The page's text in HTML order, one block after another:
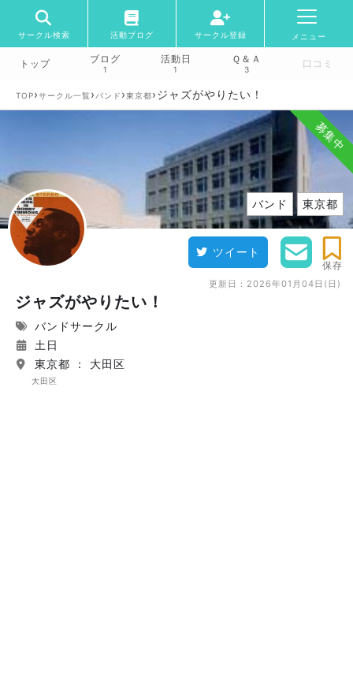
サークル検索 活動ブログ サークル登録 メニュー
トップ ブログ
1
活動日
1
Ｑ＆Ａ
3 口コミ
TOP›サークル一覧 › バンド ›東京都›ジャズがやりたい！
募集中
バンド 東京都
ツイート
保存
更新日： 2026年01月04日(日)
ジャズがやりたい！
バンドサークル
土日
東京都 ： 大田区
大田区